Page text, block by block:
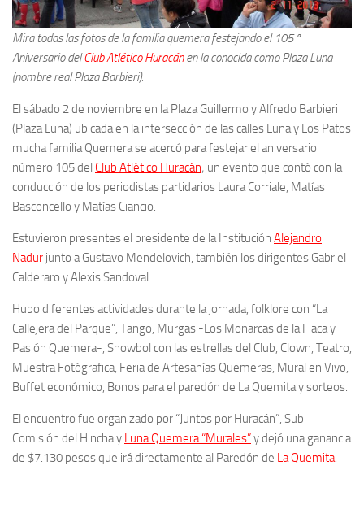
Mira todas las fotos de la familia quemera festejando el 105 º
Aniversario delClub Atlético Huracánen la conocida como Plaza Luna
(nombre real Plaza Barbieri).
El sábado 2 de noviembre en la Plaza Guillermo y Alfredo Barbieri
(Plaza Luna) ubicada en la intersección de las calles Luna y Los Patos
mucha familia Quemera se acercó para festejar el aniversario
nùmero 105 del Club Atlético Huracán; un evento que contó con la
conducción de los periodistas partidarios Laura Corriale, Matías
Basconcello y Matías Ciancio.
Estuvieron presentes el presidente de la Institución Alejandro
Nadur junto a Gustavo Mendelovich, también los dirigentes Gabriel
Calderaro y Alexis Sandoval.
Hubo diferentes actividades durante la jornada, folklore con “La
Callejera del Parque”, Tango, Murgas -Los Monarcas de la Fiaca y
Pasión Quemera-, Showbol con las estrellas del Club, Clown, Teatro,
Muestra Fotógrafica, Feria de Artesanías Quemeras, Mural en Vivo,
Buffet económico, Bonos para el paredón de La Quemita y sorteos.
El encuentro fue organizado por “Juntos por Huracán”, Sub
Comisión del Hincha y Luna Quemera “Murales”y dejó una ganancia
de $7.130 pesos que irá directamente al Paredón de La Quemita